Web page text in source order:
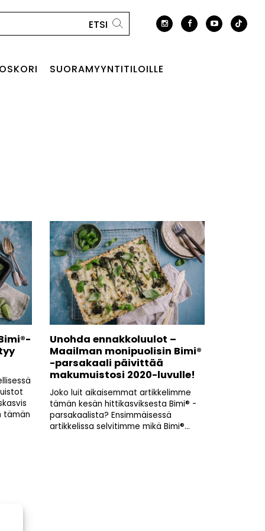
SUORAMYYNTITILOILLE
tämän
Unohda ennakkoluulot –
Maailman monipuolisin Bimi®
-parsakaali päivittää
makumuistosi 2020-luvulle!
Joko luit aikaisemmat artikkelimme
tämän kesän hittikasviksesta Bimi® -
parsakaalista? Ensimmäisessä
artikkelissa selvitimme mikä Bimi®...